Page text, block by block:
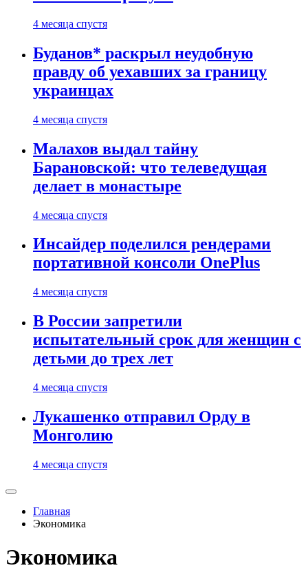
4 месяца спустя
Буданов* раскрыл неудобную
правду об уехавших за границу
украинцах
4 месяца спустя
Малахов выдал тайну
Барановской: что телеведущая
делает в монастыре
4 месяца спустя
Инсайдер поделился рендерами
портативной консоли OnePlus
4 месяца спустя
В России запретили
испытательный срок для женщин с
детьми до трех лет
4 месяца спустя
Лукашенко отправил Орду в
Монголию
4 месяца спустя
Главная
Экономика
Экономика